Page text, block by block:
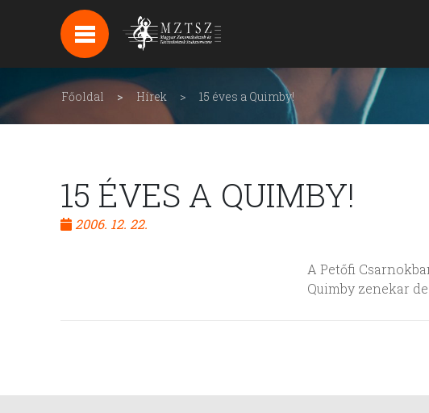
HÍREK
HÍRLEVÉL FELIRATKOZÁS
Főoldal Hírek 15 éves a Quimby!
15 ÉVES A QUIMBY!
2006. 12. 22.
A Petőfi
Quimby zenekar